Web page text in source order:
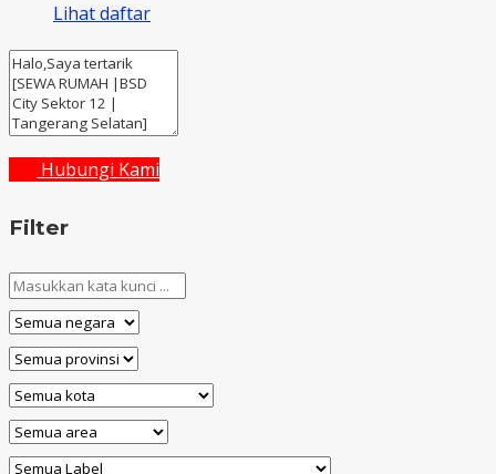
Lihat daftar
Hubungi Kami
Filter